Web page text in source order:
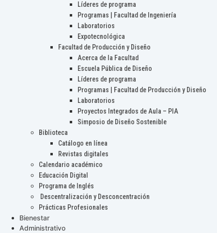
Líderes de programa
Programas | Facultad de Ingeniería
Laboratorios
Expotecnológica
Facultad de Producción y Diseño
Acerca de la Facultad
Escuela Pública de Diseño
Líderes de programa
Programas | Facultad de Producción y Diseño
Laboratorios
Proyectos Integrados de Aula – PIA
Simposio de Diseño Sostenible
Biblioteca
Catálogo en línea
Revistas digitales
Calendario académico
Educación Digital
Programa de Inglés
Descentralización y Desconcentración
Prácticas Profesionales
Bienestar
Administrativo